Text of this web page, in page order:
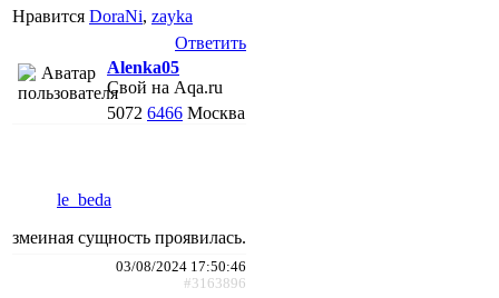
Нравится DoraNi, zayka
Ответить
Alenka05
Свой на Aqa.ru
5072 6466 Москва
le_beda
змеиная сущность проявилась.
03/08/2024 17:50:46
#3163896